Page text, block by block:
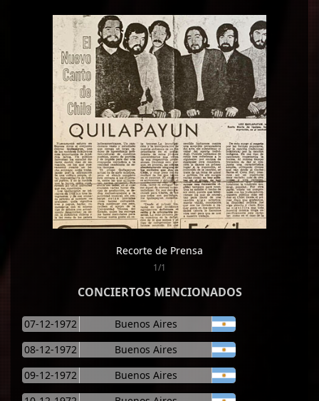
Recorte de Prensa
1/1
CONCIERTOS MENCIONADOS
07-12-1972
Buenos Aires
08-12-1972
Buenos Aires
09-12-1972
Buenos Aires